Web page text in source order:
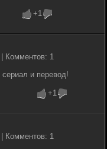
+1
Комментов: 1
и перевод!
+1
Комментов: 1